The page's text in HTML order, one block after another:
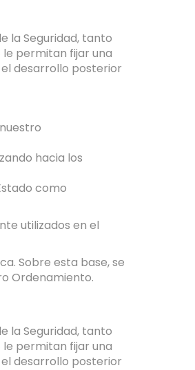
la Seguridad, tanto
permitan fijar una
desarrollo posterior
hacia los
como
utilizados en el
Sobre esta base, se
Ordenamiento.
la Seguridad, tanto
permitan fijar una
desarrollo posterior